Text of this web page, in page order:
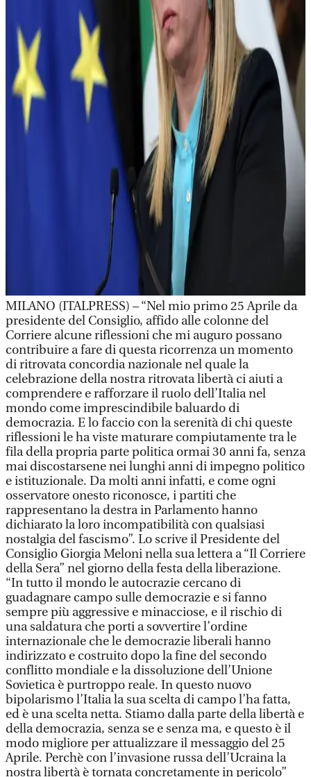
MILANO (ITALPRESS) – “Nel mio primo 25 Aprile da
presidente del Consiglio, affido alle colonne del
Corriere alcune riflessioni che mi auguro possano
contribuire a fare di questa ricorrenza un momento
di ritrovata concordia nazionale nel quale la
celebrazione della nostra ritrovata libertà ci aiuti a
comprendere e rafforzare il ruolo dell’Italia nel
mondo come imprescindibile baluardo di
democrazia. E lo faccio con la serenità di chi queste
riflessioni le ha viste maturare compiutamente tra le
fila della propria parte politica ormai 30 anni fa, senza
mai discostarsene nei lunghi anni di impegno politico
e istituzionale. Da molti anni infatti, e come ogni
osservatore onesto riconosce, i partiti che
rappresentano la destra in Parlamento hanno
dichiarato la loro incompatibilità con qualsiasi
nostalgia del fascismo”. Lo scrive il Presidente del
Consiglio Giorgia Meloni nella sua lettera a “Il Corriere
della Sera” nel giorno della festa della liberazione.
“In tutto il mondo le autocrazie cercano di
guadagnare campo sulle democrazie e si fanno
sempre più aggressive e minacciose, e il rischio di
una saldatura che porti a sovvertire l’ordine
internazionale che le democrazie liberali hanno
indirizzato e costruito dopo la fine del secondo
conflitto mondiale e la dissoluzione dell’Unione
Sovietica è purtroppo reale. In questo nuovo
bipolarismo l’Italia la sua scelta di campo l’ha fatta,
ed è una scelta netta. Stiamo dalla parte della libertà e
della democrazia, senza se e senza ma, e questo è il
modo migliore per attualizzare il messaggio del 25
Aprile. Perchè con l’invasione russa dell’Ucraina la
nostra libertà è tornata concretamente in pericolo”